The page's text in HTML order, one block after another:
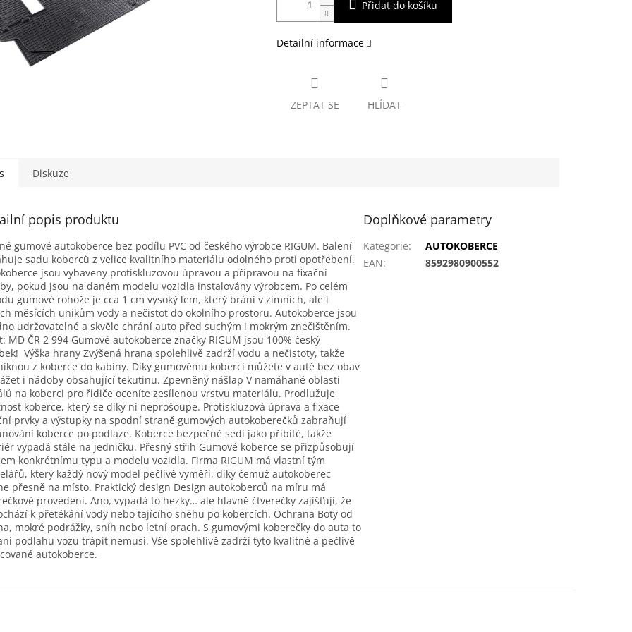
Přidat do košíku
Detailní informace
ZEPTAT SE HLÍDAT
Diskuze
popis produktu
gumové autokoberce bez podílu PVC od českého výrobce RIGUM. Balení
sadu koberců z velice kvalitního materiálu odolného proti opotřebení.
jsou vybaveny protiskluzovou úpravou a přípravou na fixační
pokud jsou na daném modelu vozidla instalovány výrobcem. Po celém
gumové rohože je cca 1 cm vysoký lem, který brání v zimních, ale i
měsících unikům vody a nečistot do okolního prostoru. Autokoberce jsou
udržovatelné a skvěle chrání auto před suchým i mokrým znečištěním.
MD ČR 2 994 Gumové autokoberce značky RIGUM jsou 100% český
Výška hrany Zvýšená hrana spolehlivě zadrží vodu a nečistoty, takže
z koberce do kabiny. Díky gumovému koberci můžete v autě bez obav
i nádoby obsahující tekutinu. Zpevněný nášlap V namáhané oblasti
na koberci pro řidiče oceníte zesílenou vrstvu materiálu. Prodlužuje
koberce, který se díky ní neprošoupe. Protiskluzová úprava a fixace
prvky a výstupky na spodní straně gumových autokoberečků zabraňují
koberce po podlaze. Koberce bezpečně sedí jako přibité, takže
vypadá stále na jedničku. Přesný střih Gumové koberce se přizpůsobují
konkrétnímu typu a modelu vozidla. Firma RIGUM má vlastní tým
který každý nový model pečlivě vyměří, díky čemuž autokoberec
přesně na místo. Praktický design Design autokoberců na míru má
provedení. Ano, vypadá to hezky… ale hlavně čtverečky zajišťují, že
k přetékání vody nebo tajícího sněhu po kobercích. Ochrana Boty od
mokré podrážky, sníh nebo letní prach. S gumovými koberečky do auta to
podlahu vozu trápit nemusí. Vše spolehlivě zadrží tyto kvalitně a pečlivě
autokoberce.
Doplňkové parametry
Kategorie:
AUTOKOBERCE
EAN: 8592980900552